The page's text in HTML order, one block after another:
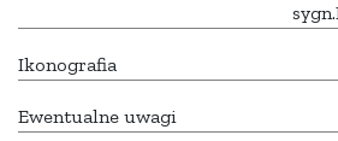
Ikonografia
Ewentualne uwagi